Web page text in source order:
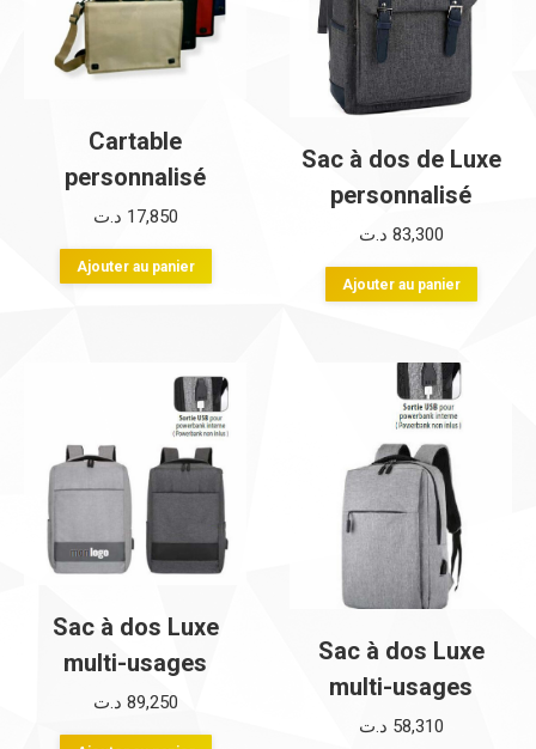
Cartable
personnalisé
17,850 د.ت
Ajouter au panier
Sac à dos de Luxe
personnalisé
83,300 د.ت
Ajouter au panier
Sac à dos Luxe
multi-usages
89,250 د.ت
Sac à dos Luxe
multi-usages
58,310 د.ت